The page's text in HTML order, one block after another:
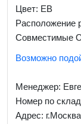
Цвет: EB
Расположение
Совместимые
Возможно
Менеджер:
Номер по
Адрес: